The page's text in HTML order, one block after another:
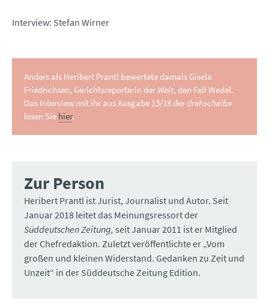
Interview: Stefan Wirner
Anders als Heribert Prantl bewertete damals Gisela
Friedrichsen, Gerichtsreporterin der Welt, den Fall Wedel.
Das Interview mit ihr aus Ausgabe 13/18 derdrehscheibe
lesen Sie hier.
Zur Person
Heribert Prantl ist Jurist, Journalist und Autor. Seit
Januar 2018 leitet das Meinungsressort der
Süddeutschen Zeitung, seit Januar 2011 ist er Mitglied
der Chefredaktion. Zuletzt veröffentlichte er „Vom
großen und kleinen Widerstand. Gedanken zu Zeit und
Unzeit“ in der Süddeutsche Zeitung Edition.